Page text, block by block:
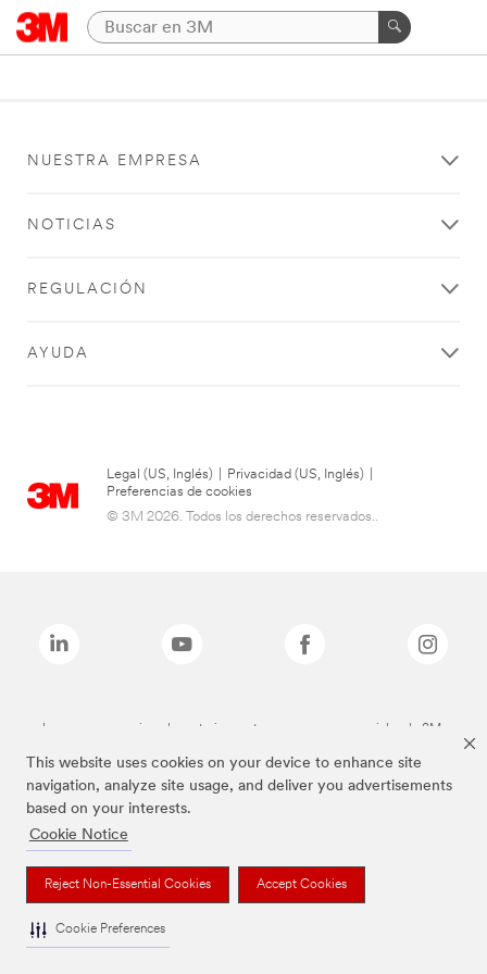
This website uses cookies on your device to enhance site
navigation, analyze site usage, and deliver you advertisements
based on your interests.
Cookie Notice
Reject Non-Essential Cookies Accept Cookies
Cookie Preferences
NUESTRA EMPRESA
NOTICIAS
REGULACIÓN
AYUDA
Legal (US, Inglés) Privacidad (US, Inglés)
Preferencias de cookies
© 3M 2026. Todos los derechos reservados..
Las marcas mencionadas anteriormente son marcas comerciales de 3M.